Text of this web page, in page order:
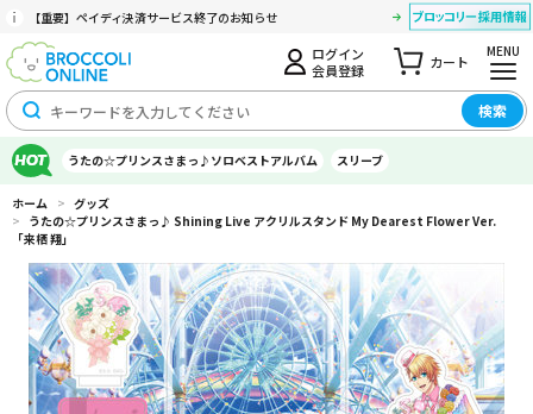
【重要】ペイディ決済サービス終了のお知らせ
ログイン
会員登録
カート
MENU
検索
うたの☆プリンスさまっ♪ソロベストアルバム スリーブ
ホーム > グッズ
> うたの☆プリンスさまっ♪ Shining Live アクリルスタンド My Dearest Flower Ver.
「来栖 翔」